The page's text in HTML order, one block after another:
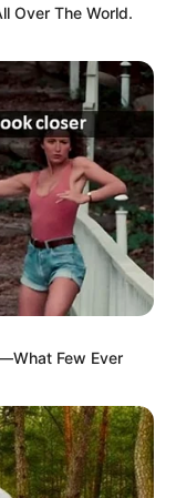
Over The World.
Few Ever